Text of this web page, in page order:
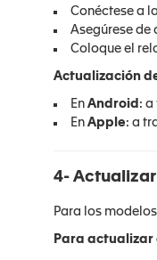
Conéctese a
Asegúrese de
Coloque el
Actualización
En Android : a
En Apple: a
4- Actualizar
Para los
Para actualizar